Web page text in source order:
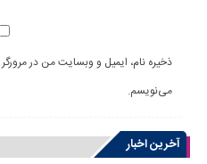
ذخیره نام، ایمیل و وبسایت من در
می‌نویسم.
آخرین اخبار